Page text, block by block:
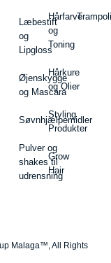
Læbestift
og
Lipgloss
Øjenskygge
og Mascara
Søvnhjælpemidler
Pulver og
shakes til
udrensning
Hårfarve
og
Toning
Hårkure
og Olier
Styling
Produkter
Grow
Hair
Malaga™, All Rights